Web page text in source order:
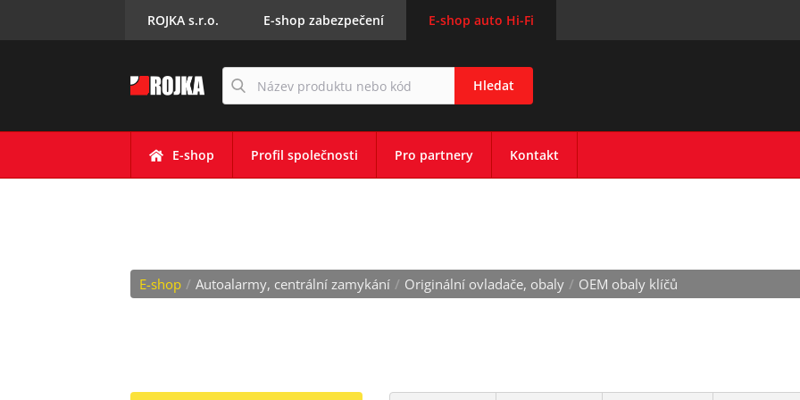
ROJKA s.r.o. E-shop zabezpečení E-shop auto Hi-Fi
Hledat
E-shop Profil společnosti Pro partnery Kontakt
E-shop / Autoalarmy, centrální zamykání / Originální ovladače, obaly / OEM obaly klíčů